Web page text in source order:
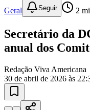
Geral Seguir 2
Secretário da
anual dos
Redação Viva Americana
30 de abril de 2026 às